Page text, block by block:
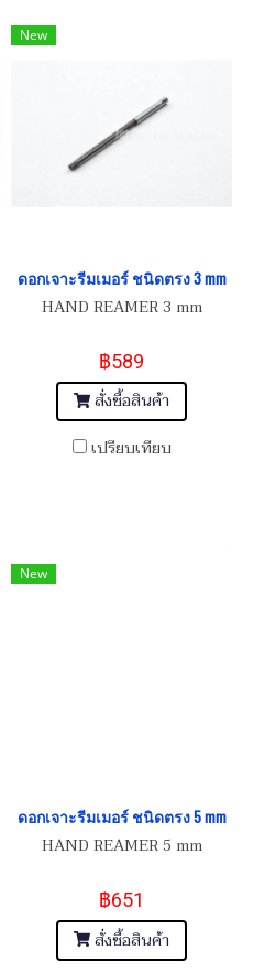
New
ดอกเจาะรีมเมอร์ ชนิดตรง 3 mm
HAND REAMER 3 mm
฿589
สั่งซื้อสินค้า
เปรียบเทียบ
New
ดอกเจาะรีมเมอร์ ชนิดตรง 5 mm
HAND REAMER 5 mm
฿651
สั่งซื้อสินค้า